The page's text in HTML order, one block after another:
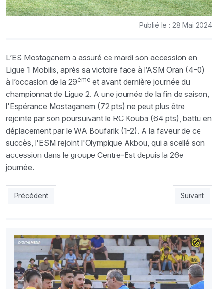
Publié le : 28 Mai 2024
L’ES Mostaganem a assuré ce mardi son accession en
Ligue 1 Mobilis, après sa victoire face à l’ASM Oran (4-0)
à l’occasion de la 29ème et avant dernière journée du
championnat de Ligue 2. A une journée de la fin de saison,
l'Espérance Mostaganem (72 pts) ne peut plus être
rejointe par son poursuivant le RC Kouba (64 pts), battu en
déplacement par le WA Boufarik (1-2). A la faveur de ce
succès, l'ESM rejoint l'Olympique Akbou, qui a scellé son
accession dans le groupe Centre-Est depuis la 26e
journée.
Article précédent : ESM 4 – ASMO 0 : Mostaganem en Ligue 1
Précédent Article
Suivant